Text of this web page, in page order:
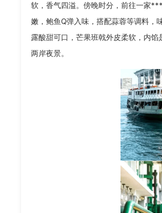
软，香气四溢。傍晚时分，前往一家
嫩，鲍鱼Q弹入味，搭配蒜蓉等调料，
露酸甜可口，芒果班戟外皮柔软，内
两岸夜景。